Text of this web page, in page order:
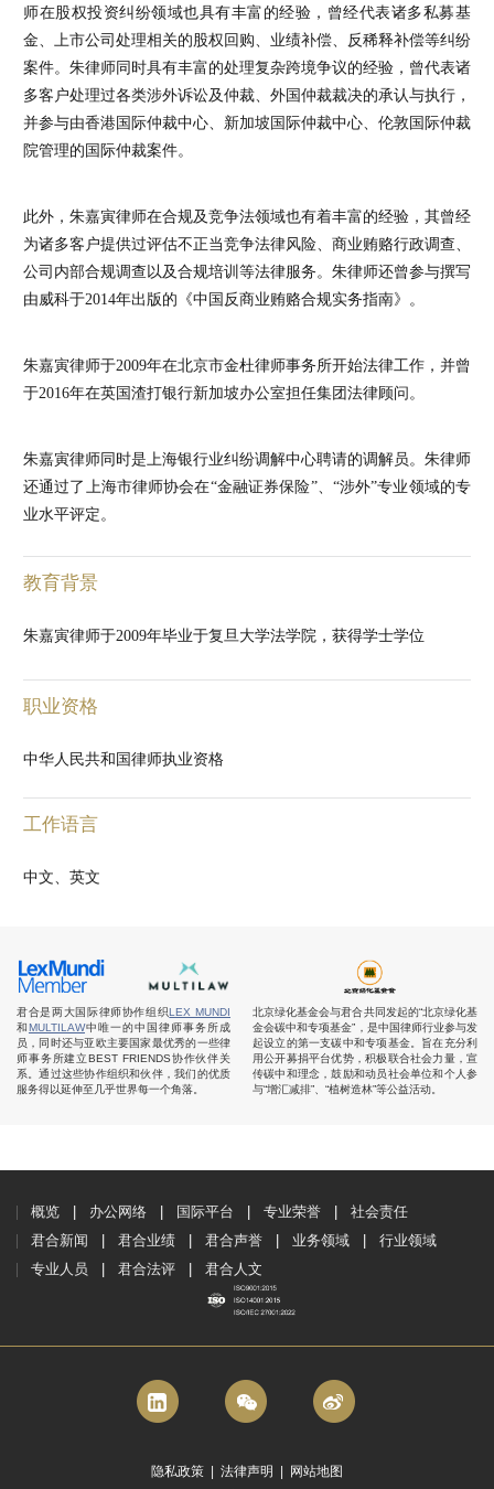
师在股权投资纠纷领域也具有丰富的经验，曾经代表诸多私募基
金、上市公司处理相关的股权回购、业绩补偿、反稀释补偿等纠纷
案件。朱律师同时具有丰富的处理复杂跨境争议的经验，曾代表诸
多客户处理过各类涉外诉讼及仲裁、外国仲裁裁决的承认与执行，
并参与由香港国际仲裁中心、新加坡国际仲裁中心、伦敦国际仲裁
院管理的国际仲裁案件。
此外，朱嘉寅律师在合规及竞争法领域也有着丰富的经验，其曾经
为诸多客户提供过评估不正当竞争法律风险、商业贿赂行政调查、
公司内部合规调查以及合规培训等法律服务。朱律师还曾参与撰写
由威科于2014年出版的《中国反商业贿赂合规实务指南》。
朱嘉寅律师于2009年在北京市金杜律师事务所开始法律工作，并曾
于2016年在英国渣打银行新加坡办公室担任集团法律顾问。
朱嘉寅律师同时是上海银行业纠纷调解中心聘请的调解员。朱律师
还通过了上海市律师协会在“金融证券保险”、“涉外”专业领域的专
业水平评定。
教育背景
朱嘉寅律师于2009年毕业于复旦大学法学院，获得学士学位
职业资格
中华人民共和国律师执业资格
工作语言
中文、英文
君合是两大国际律师协作组织LEX MUNDI
和MULTILAW中唯一的中国律师事务所成
员，同时还与亚欧主要国家最优秀的一些律
师事务所建立BEST FRIENDS协作伙伴关
系。通过这些协作组织和伙伴，我们的优质
服务得以延伸至几乎世界每一个角落。
北京绿化基金会与君合共同发起的“北京绿化基
金会碳中和专项基金”，是中国律师行业参与发
起设立的第一支碳中和专项基金。旨在充分利
用公开募捐平台优势，积极联合社会力量，宣
传碳中和理念，鼓励和动员社会单位和个人参
与“增汇减排”、“植树造林”等公益活动。
概览 办公网络 国际平台 专业荣誉
社会责任
君合新闻
君合业绩 君合声誉 业务领域
行业领域
专业人员
君合法评 君合人文
隐私政策 法律声明
网站地图